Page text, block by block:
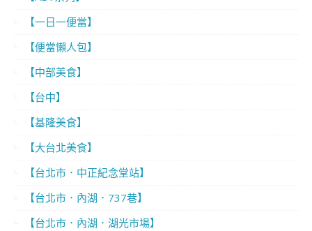
【一日一便當】
【便當懶人包】
【中部美食】
【台中】
【基隆美食】
【大台北美食】
【台北市．中正紀念堂站】
【台北市．內湖．737巷】
【台北市．內湖．湖光市場】